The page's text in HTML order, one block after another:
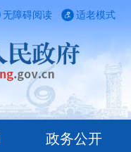
适老模式
无障碍阅读
政务公开